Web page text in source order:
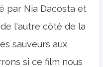
par Nia Dacosta et
l'autre côté de la
sauveurs aux
si ce film nous